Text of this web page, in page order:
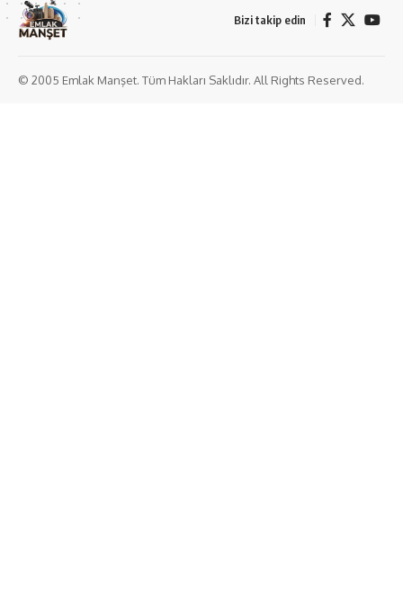
Bizi takip edin
© 2005 Emlak Manşet. Tüm Hakları Saklıdır. All Rights Reserved.